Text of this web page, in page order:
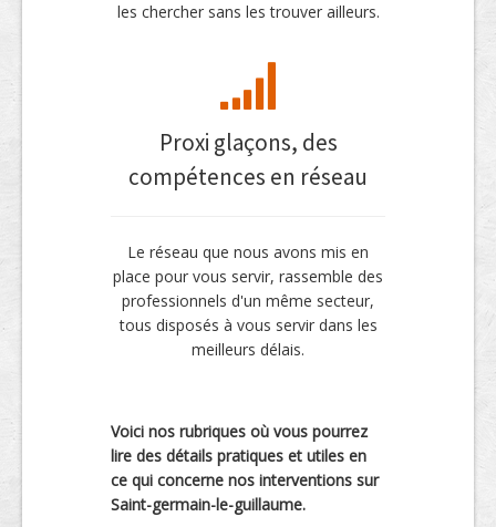
les chercher sans les trouver ailleurs.
Proxi glaçons, des
compétences en réseau
Le réseau que nous avons mis en
place pour vous servir, rassemble des
professionnels d'un même secteur,
tous disposés à vous servir dans les
meilleurs délais.
Voici nos rubriques où vous pourrez
lire des détails pratiques et utiles en
ce qui concerne nos interventions sur
Saint-germain-le-guillaume.